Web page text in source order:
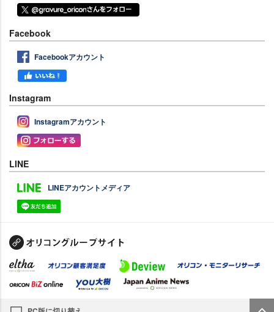
Facebook
Facebookアカウント
Instagram
Instagramアカウント
LINE
LINEアカウントメディア